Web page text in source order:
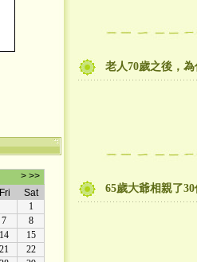
老人70歲之後，
65歲大爺相親了